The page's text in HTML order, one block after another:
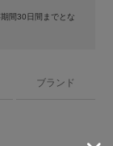
間30日間までとな
ブランド